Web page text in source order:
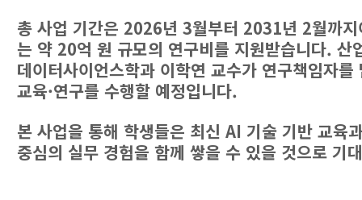
총 사업 기간은 2026년 3월부터 2031년 2월까
는 약 20억 원 규모의 연구비를 지원받습니다. 산
데이터사이언스학과 이학연 교수가 연구책임자를
교육·연구를 수행할 예정입니다.
본 사업을 통해 학생들은 최신 AI 기술 기반 교육
중심의 실무 경험을 함께 쌓을 수 있을 것으로 기